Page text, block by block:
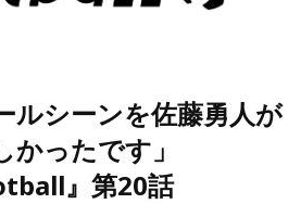
ルシーンを佐藤勇人が
かったです」
』第20話